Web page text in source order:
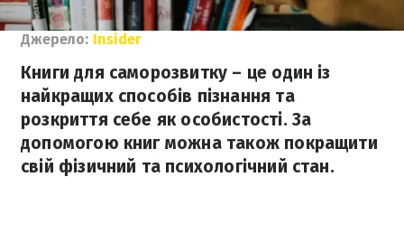
Джерело: Insider
Книги для саморозвитку – це один із
найкращих способів пізнання та
розкриття себе як особистості. За
допомогою книг можна також покращити
свій фізичний та психологічний стан.